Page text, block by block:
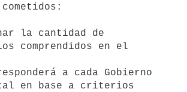
la cantidad de
comprendidos en el
en base a criterios